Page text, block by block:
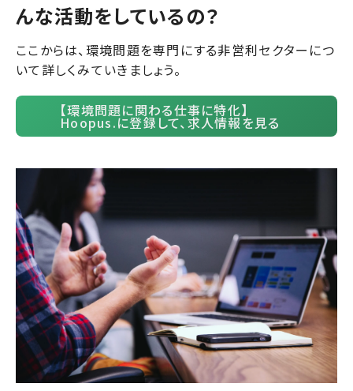
んな活動をしているの？
ここからは、環境問題を専門にする非営利セクターにつ
いて詳しくみていきましょう。
【環境問題に関わる仕事に特化】
Hoopus.に登録して、求人情報を見る